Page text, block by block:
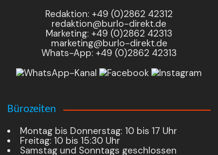
Redaktion: +49 (0)2862 42312
redaktion@burlo-direkt.de
Marketing: +49 (0)2862 42313
marketing@burlo-direkt.de
Whats-App: +49 (0)2862 42313
Bürozeiten
Montag bis Donnerstag: 10 bis 17 Uhr
Freitag: 10 bis 15:30 Uhr
Samstag und Sonntags geschlossen